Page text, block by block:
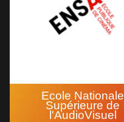
Ecole Nationale
Supérieure de
l'AudioVisuel